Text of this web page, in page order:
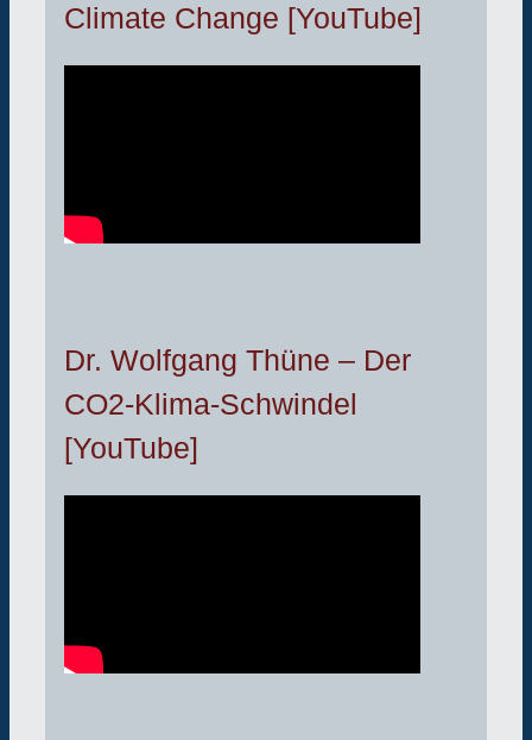
Climate Change [YouTube]
Dr. Wolfgang Thüne – Der
CO2-Klima-Schwindel
[YouTube]